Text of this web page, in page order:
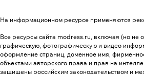
На информационном ресурсе применяются
Все ресурсы сайта modress.ru, включая (но не
графическую, фотографическую и видео
оформление страниц, доменное имя,
объектами авторского права и прав на
защищены российским законодательством и